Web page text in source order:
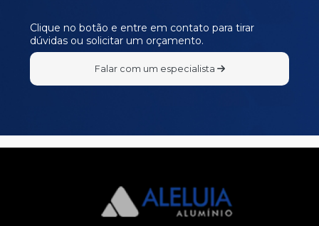
Clique no botão e entre em contato para tirar
dúvidas ou solicitar um orçamento.
Falar com um especialista